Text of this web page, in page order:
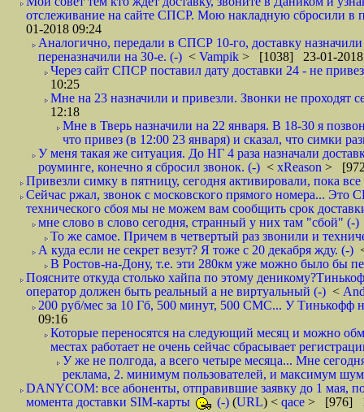
отслеживание на сайте СПСР. Мою накладную сбросили
01-2018 09:24
Аналогично, передали в СПСР 10-го, доставку
переназначили на 30-е. (-) < Vampik > [1038] 23-01-2018
Через сайт СПСР поставил дату доставки 24 - не
10:25
Мне на 23 назначили и привезли. Звонки не
12:18
Мне в Тверь назначили на 22 января. В 18-30 я
что привез (в 12:00 23 января) и сказал, что симки
У меня такая же ситуация. До НГ 4 раза назначали
роуминге, конечно я сбросил звонок. (-) < xReason >
Привезли симку в пятницу, сегодня активировали, пока
Сейчас ржал, звонок с московского прямого номера... Это
технического сбоя мы не можем вам сообщить срок
мне слово в слово сегодня, странный у них там "сбой" (-)
То же самое. Причем в четвертый раз звонили и
А куда если не секрет везут? Я тоже с 20 декабря жду. (-)
В Ростов-на-Дону, т.е. эти 280км уже можно было бы
Поясните откуда столько хайпа по этому
оператор должен быть реальный а не виртуальный (-) <
200 руб/мес за 10 Гб, 500 минут, 500 СМС... У Тинькофф
09:16
Которые переносятся на следующий месяц и можно
местах работает не очень сейчас сбрасывает
У же не полгода, а всего четыре месяца... Мне
реклама, 2. минимум пользователей, и максимум
DANYCOM: все абоненты, отправившие заявку до 1 мая,
момента доставки SIM-карты
(-) (URL) < qace > [976]